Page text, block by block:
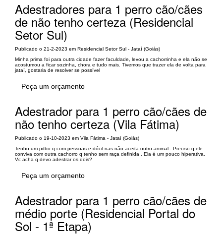
Adestradores para 1 perro cão/cães
de não tenho certeza (Residencial
Setor Sul)
Publicado o 21-2-2023 em Residencial Setor Sul - Jataí (Goiás)
Minha prima foi para outra cidade fazer faculdade, levou a cachorrinha e ela não se
acostumou a ficar sozinha, chora e tudo mais. Tivemos que trazer ela de volta para
jataí, gostaria de resolver se possível
Peça um orçamento
Adestrador para 1 perro cão/cães de
não tenho certeza (Vila Fátima)
Publicado o 19-10-2023 em Vila Fátima - Jataí (Goiás)
Tenho um pitbo q com pessoas e dócil nas não aceita outro animal . Preciso q ele
conviva com outra cachorro q tenho sem raça definida . Ela é um pouco hiperativa.
Vc acha q devo adestrar os dois?
Peça um orçamento
Adestrador para 1 perro cão/cães de
médio porte (Residencial Portal do
Sol - 1ª Etapa)